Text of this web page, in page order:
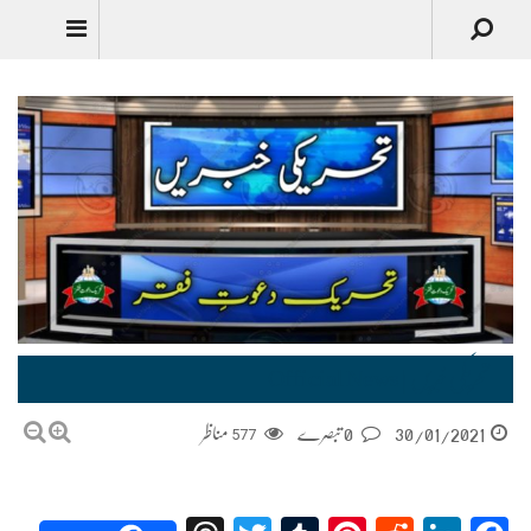
30/01/2021
577 مناظر